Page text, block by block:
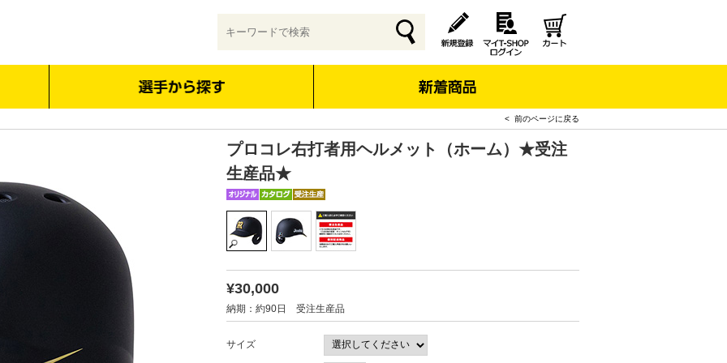
< 前のページに戻る
プロコレ右打者用ヘルメット（ホーム）★受注
生産品★
¥30,000
納期：約90日 受注生産品
サイズ